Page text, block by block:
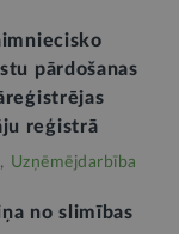
pārdošanas
reģistrā
Uzņēmējdarbība
no slimības